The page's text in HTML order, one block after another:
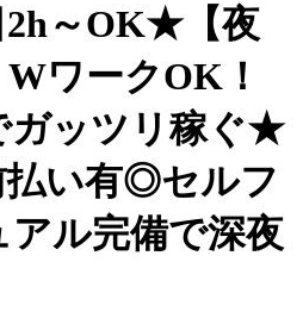
～OK★【夜
ワークOK！
ガッツリ稼ぐ★
払い有◎セルフ
アル完備で深夜